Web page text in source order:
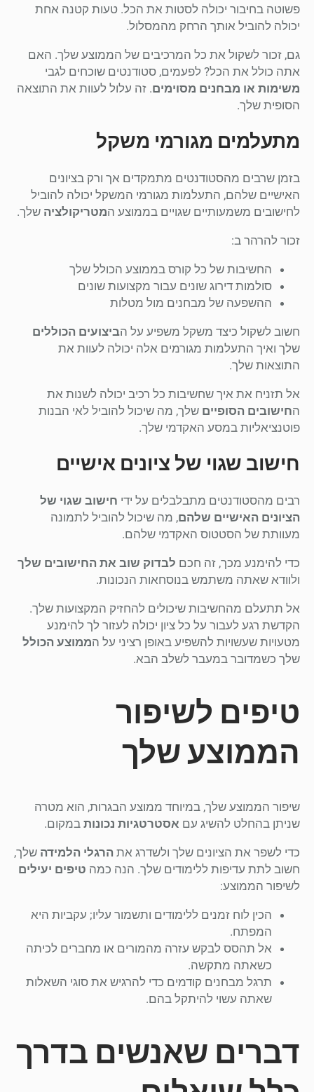
פשוטה בחיבור יכולה לסטות את הכל. טעות קטנה אחת
יכולה להוביל אותך הרחק מהמסלול.
גם, זכור לשקול את כל המרכיבים של הממוצע שלך. האם
אתה כולל את הכל? לפעמים, סטודנטים שוכחים לגבי
משימות או מבחנים מסוימים. זה עלול לעוות את התוצאה
הסופית שלך.
מתעלמים מגורמי משקל
בזמן שרבים מהסטודנטים מתמקדים אך ורק בציונים
האישיים שלהם, התעלמות מגורמי המשקל יכולה להוביל
לחישובים משמעותיים שגויים בממוצע המטריקולציה שלך.
זכור להרהר ב:
החשיבות של כל קורס בממוצע הכולל שלך
סולמות דירוג שונים עבור מקצועות שונים
ההשפעה של מבחנים מול מטלות
חשוב לשקול כיצד משקל משפיע על הביצועים הכוללים
שלך ואיך התעלמות מגורמים אלה יכולה לעוות את
התוצאות שלך.
אל תזניח את איך שחשיבות כל רכיב יכולה לשנות את
החישובים הסופיים שלך, מה שיכול להוביל לאי הבנות
פוטנציאליות במסע האקדמי שלך.
חישוב שגוי של ציונים אישיים
רבים מהסטודנטים מתבלבלים על ידי חישוב שגוי של
הציונים האישיים שלהם, מה שיכול להוביל לתמונה
מעוותת של הסטטוס האקדמי שלהם.
כדי להימנע מכך, זה חכם לבדוק שוב את החישובים שלך
ולוודא שאתה משתמש בנוסחאות הנכונות.
אל תתעלם מהחשיבות שיכולים להחזיק המקצועות שלך.
הקדשת רגע לעבור על כל ציון יכולה לעזור לך להימנע
מטעויות שעשויות להשפיע באופן רציני על הממוצע הכולל
שלך כשמדובר במעבר לשלב הבא.
טיפים לשיפור
הממוצע שלך
שיפור הממוצע שלך, במיוחד ממוצע הבגרות, הוא מטרה
שניתן בהחלט להשיג עם אסטרטגיות נכונות במקום.
כדי לשפר את הציונים שלך ולשדרג את הרגלי הלמידה שלך,
חשוב לתת עדיפות ללימודים שלך. הנה כמה טיפים יעילים
לשיפור הממוצע:
הכין לוח זמנים ללימודים ותשמור עליו; עקביות היא
המפתח.
אל תהסס לבקש עזרה מהמורים או מחברים לכיתה
כשאתה מתקשה.
תרגל מבחנים קודמים כדי להרגיש את סוגי השאלות
שאתה עשוי להיתקל בהם.
דברים שאנשים בדרך